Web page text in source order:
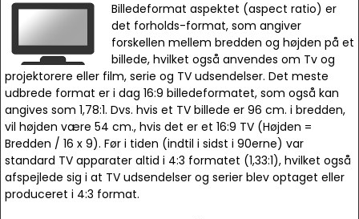
Billedeformat aspektet (aspect ratio) er
det forholds-format, som angiver
forskellen mellem bredden og højden på et
billede, hvilket også anvendes om Tv og
projektorere eller film, serie og TV udsendelser. Det meste
udbrede format er i dag 16:9 billedeformatet, som også kan
angives som 1,78:1. Dvs. hvis et TV billede er 96 cm. i bredden,
vil højden være 54 cm., hvis det er et 16:9 TV (Højden =
Bredden / 16 x 9). Før i tiden (indtil i sidst i 90erne) var
standard TV apparater altid i 4:3 formatet (1,33:1), hvilket også
afspejlede sig i at TV udsendelser og serier blev optaget eller
produceret i 4:3 format.